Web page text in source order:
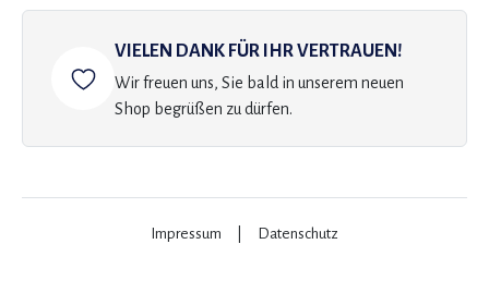
VIELEN DANK FÜR IHR VERTRAUEN!
Wir freuen uns, Sie bald in unserem neuen
Shop begrüßen zu dürfen.
Impressum Datenschutz